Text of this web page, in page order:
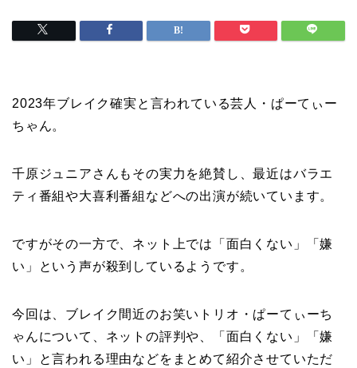
2023年ブレイク確実と言われている芸人・ぱーてぃー
ちゃん。
千原ジュニアさんもその実力を絶賛し、最近はバラエ
ティ番組や大喜利番組などへの出演が続いています。
ですがその一方で、ネット上では「面白くない」「嫌
い」という声が殺到しているようです。
今回は、ブレイク間近のお笑いトリオ・ぱーてぃーち
ゃんについて、ネットの評判や、「面白くない」「嫌
い」と言われる理由などをまとめて紹介させていただ